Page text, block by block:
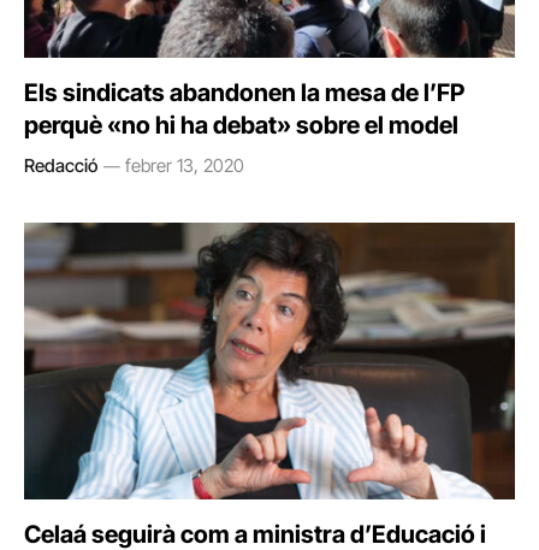
Els sindicats abandonen la mesa de l’FP
perquè «no hi ha debat» sobre el model
Redacció febrer 13, 2020
Celaá seguirà com a ministra d’Educació i